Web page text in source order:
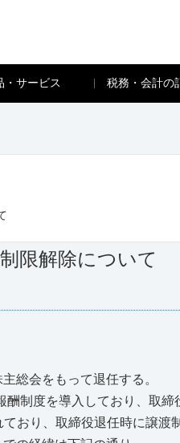
・サービス 税務・会計の
限解除について
総会をもって退任する。
酬制度を導入しており、取
おり、取締役退任時に譲渡